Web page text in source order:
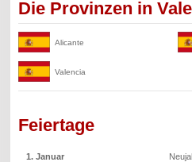
Die Provinzen in
Alicante
Valencia
Feiertage
1. Januar